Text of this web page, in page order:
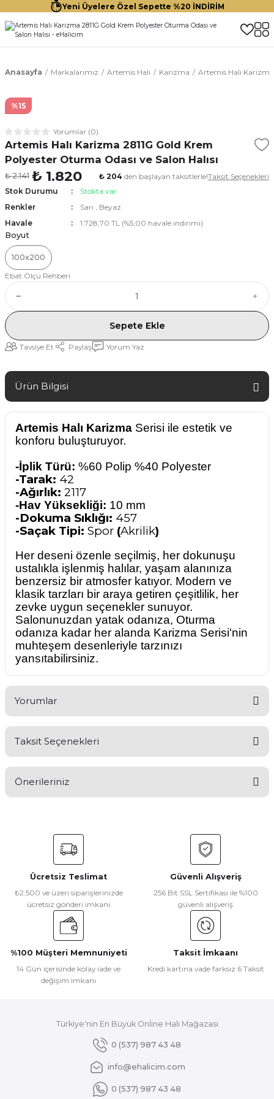
Yeni Üyelere Özel Sepette %20 İNDİRİM
Anasayfa Markalarımız Artemis Halı Karizma Artemis Halı Karizma
%15
Yorumlar (0)
Artemis Halı Karizma 2811G Gold Krem
Polyester Oturma Odası ve Salon Halısı
₺ 2.141 ₺ 1.820 ₺ 204 den başlayan taksitlerle!Taksit Seçenekleri
Stok Durumu
Stokta var
Renkler
Sarı , Beyaz
Havale
1.728,70 TL (%5,00 havale indirimi)
Boyut
100x200
Ebat Ölçü Rehberi
Sepete Ekle
Tavsiye Et Paylaş Yorum Yaz
Ürün Bilgisi
Artemis Halı Karizma Serisi ile estetik ve
konforu buluşturuyor.
-İplik Türü: %60 Polip %40 Polyester
-Tarak: 42
-Ağırlık: 2117
-Hav Yüksekliği: 10 mm
-Dokuma Sıklığı: 457
-Saçak Tipi: Spor (Akrilik)
Her deseni özenle seçilmiş, her dokunuşu
ustalıkla işlenmiş halılar, yaşam alanınıza
benzersiz bir atmosfer katıyor. Modern ve
klasik tarzları bir araya getiren çeşitlilik, her
zevke uygun seçenekler sunuyor.
Salonunuzdan yatak odanıza, Oturma
odanıza kadar her alanda Karizma Serisi'nin
muhteşem desenleriyle tarzınızı
yansıtabilirsiniz.
Yorumlar
Yorum Yaz
Taksit Seçenekleri
Önerileriniz
konularda yetersiz gördüğünüz noktaları öneri formunu
kullanarak tarafımıza iletebilirsiniz.
Görüş ve önerileriniz için teşekkür ederiz.
Ürün resmi kalitesiz, bozuk veya görüntülenemiyor.
Ürün açıklamasında eksik bilgiler bulunuyor.
Ürün bilgilerinde hatalar bulunuyor.
Ürün fiyatı diğer sitelerden daha pahalı.
Gönder
Ücretsiz Teslimat
₺2.500 ve üzeri siparişlerinizde
ücretsiz gönderi imkanı
Güvenli Alışveriş
256 Bit SSL Sertifikası ile %100
güvenli alışveriş
%100 Müşteri Memnuniyeti
14 Gün içerisinde kolay iade ve
değişim imkanı
Taksit İmkaanı
Kredi kartına vade farksız 6 Taksit
Türkiye'nin En Büyük Online Halı Mağazası
0 (537) 987 43 48
info@ehalicim.com
0 (537) 987 43 48